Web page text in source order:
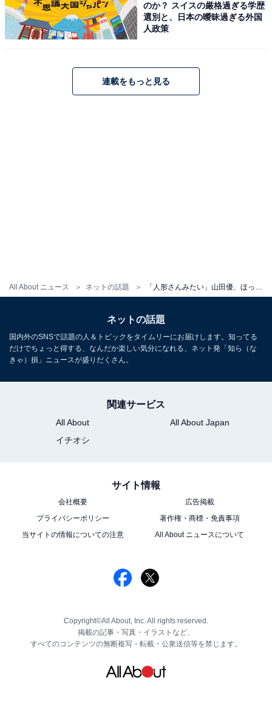
All About ニュース ネットの話題
のか？ スイスの厳格過ぎる学歴
選別と、日本の曖昧過ぎる外国
人政策
連載をもっと見る
ネットの話題
国内外のSNSで話題の人＆トピックをタイムリーにお届けします。知ってる
だけでちょっと得する、なんだか楽しい気分になれる、ネット発「知ら（な
きゃ）損」ニュースが盛りだくさん。
関連サービス
All About
All About Japan
イチオシ
サイト情報
会社概要
広告掲載
プライバシーポリシー
著作権・商標・免責事項
当サイトの情報についての注意
All About ニュースについて
Copyright©All About, Inc. All rights reserved.
掲載の記事・写真・イラストなど、
すべてのコンテンツの無断複写・転載・公衆送信等を禁じます。